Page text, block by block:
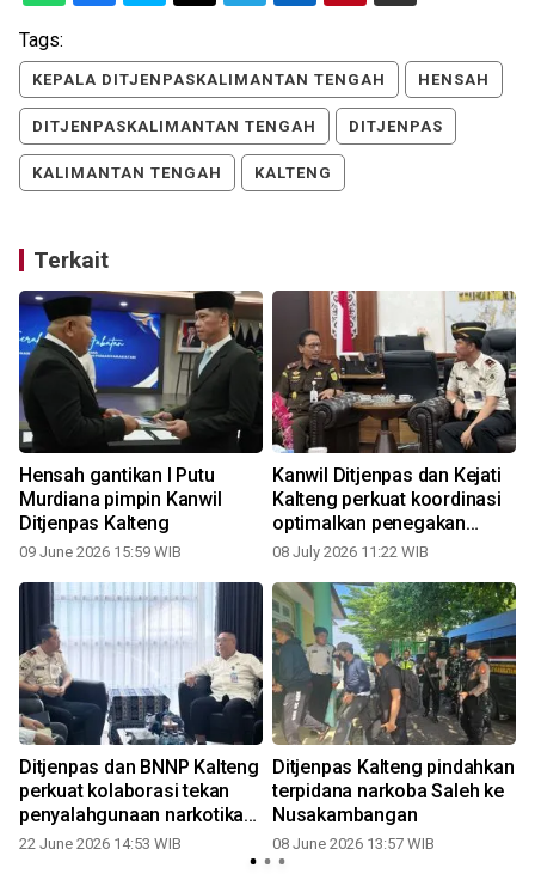
Tags:
KEPALA DITJENPASKALIMANTAN TENGAH HENSAH
DITJENPASKALIMANTAN TENGAH DITJENPAS
KALIMANTAN TENGAH KALTENG
Terkait
Hensah gantikan I Putu
Murdiana pimpin Kanwil
Ditjenpas Kalteng
09 June 2026 15:59 WIB
Kanwil Ditjenpas dan Kejati
Kalteng perkuat koordinasi
optimalkan penegakan
hukum
08 July 2026 11:22 WIB
Ditjenpas dan BNNP Kalteng
perkuat kolaborasi tekan
penyalahgunaan narkotika
dan kepadatan lapas
22 June 2026 14:53 WIB
Ditjenpas Kalteng pindahkan
terpidana narkoba Saleh ke
Nusakambangan
08 June 2026 13:57 WIB